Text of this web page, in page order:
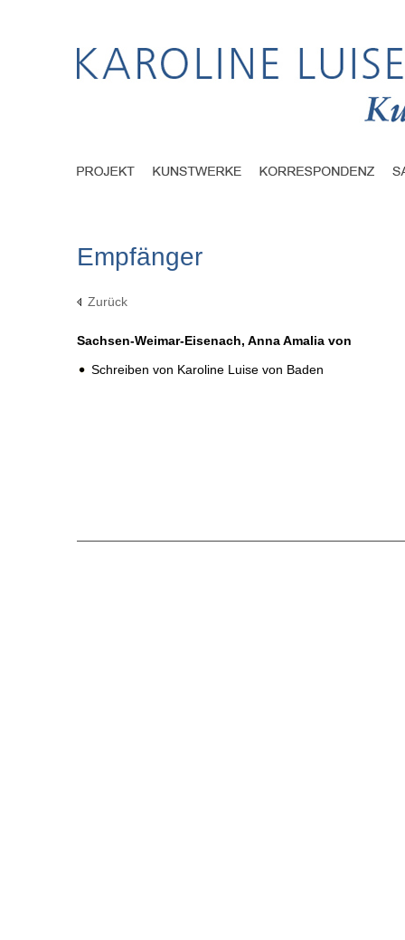
Empfänger
Zurück
Sachsen-Weimar-Eisenach, Anna Amalia von
Schreiben von Karoline Luise von Baden